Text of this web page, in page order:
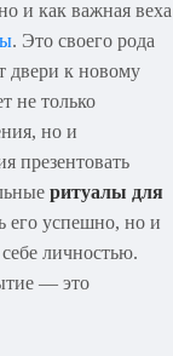
и как важная веха
. Это своего рода
двери к новому
не только
но и
презентовать
ритуалы для
его успешно, но и
личностью.
— это